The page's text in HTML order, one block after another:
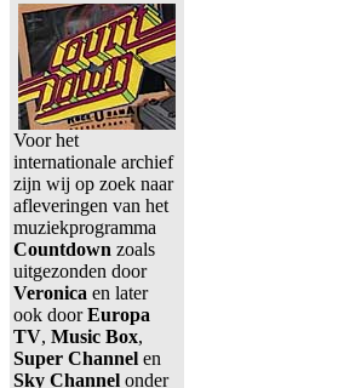
Voor het
internationale archief
zijn wij op zoek naar
afleveringen van het
muziekprogramma
Countdown zoals
uitgezonden door
Veronica en later
ook doorEuropa
TV, Music Box,
Super Channel en
Sky Channel onder